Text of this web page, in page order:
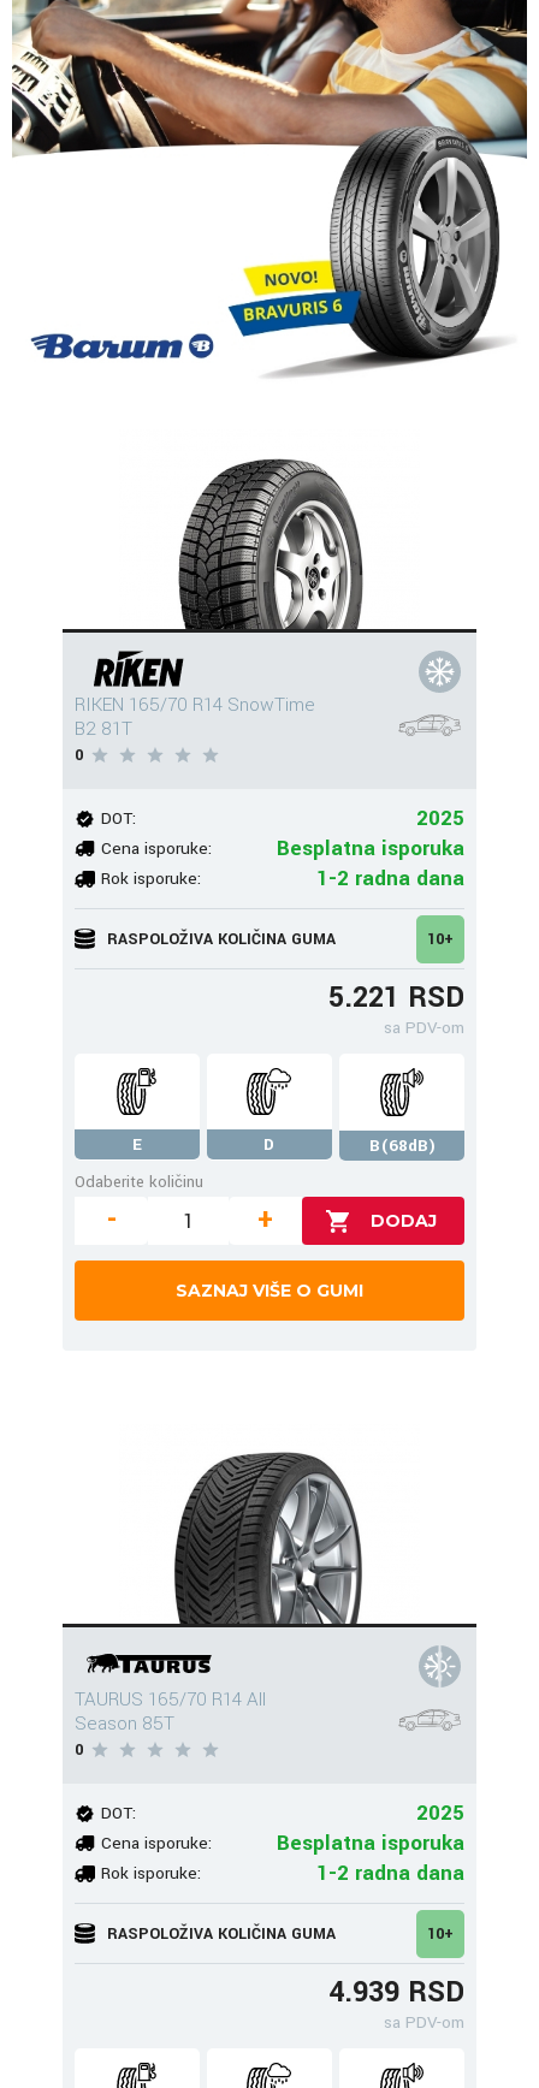
RIKEN 165/70 R14 SnowTime
B2 81T
0
DOT: 2025
Cena isporuke: Besplatna isporuka
Rok isporuke: 1-2 radna dana
RASPOLOŽIVA KOLIČINA GUMA 10+
5.221 RSD
sa PDV-om
E D
B(68dB)
Odaberite količinu
- +
SAZNAJ VIŠE O GUMI
TAURUS 165/70 R14 All
Season 85T
0
DOT: 2025
Cena isporuke: Besplatna isporuka
Rok isporuke: 1-2 radna dana
RASPOLOŽIVA KOLIČINA GUMA 10+
4.939 RSD
sa PDV-om